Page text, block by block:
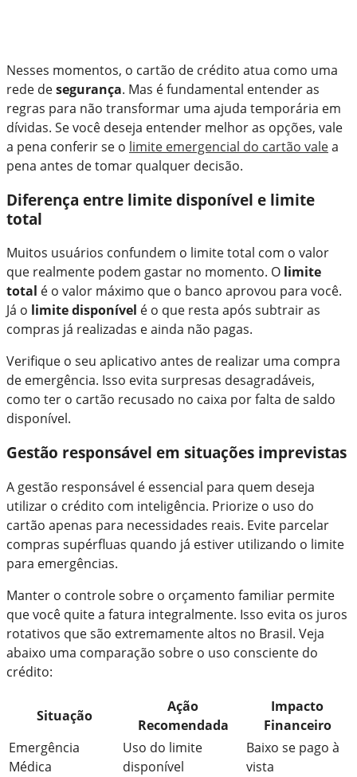
Nesses momentos, o cartão de crédito atua como uma
rede desegurança. Mas é fundamental entender as
regras para não transformar uma ajuda temporária em
dívidas. Se você deseja entender melhor as opções, vale
a pena conferir se o limite emergencial do cartão valea
pena antes de tomar qualquer decisão.
Diferença entre limite disponível e limite
total
Muitos usuários confundem o limite total com o valor
que realmente podem gastar no momento. O limite
total é o valor máximo que o banco aprovou para você.
Já o limite disponível é o que resta após subtrair as
compras já realizadas e ainda não pagas.
Verifique o seu aplicativo antes de realizar uma compra
de emergência. Isso evita surpresas desagradáveis,
como ter o cartão recusado no caixa por falta de saldo
disponível.
Gestão responsável em situações imprevistas
A gestão responsável é essencial para quem deseja
utilizar o crédito com inteligência. Priorize o uso do
cartão apenas para necessidades reais. Evite parcelar
compras supérfluas quando já estiver utilizando o limite
para emergências.
Manter o controle sobre o orçamento familiar permite
que você quite a fatura integralmente. Isso evita os juros
rotativos que são extremamente altos no Brasil. Veja
abaixo uma comparação sobre o uso consciente do
crédito:
Situação
Ação
Recomendada
Impacto
Financeiro
Emergência
Médica
Uso do limite
disponível
Baixo se pago à
vista